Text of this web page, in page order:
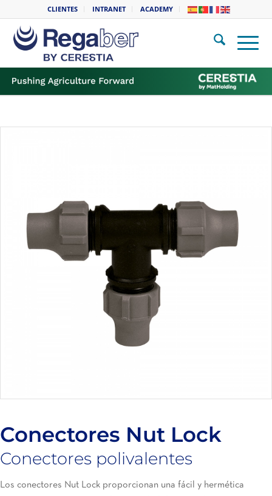
CLIENTES INTRANET ACADEMY
Conectores Nut Lock
Conectores polivalentes
Los conectores Nut Lock proporcionan una fácil y hermética